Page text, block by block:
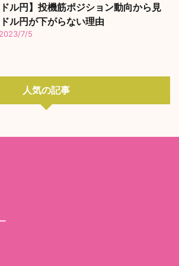
ドル円】投機筋ポジション動向から見
ル円が下がらない理由
2023/7/5
人気の記事